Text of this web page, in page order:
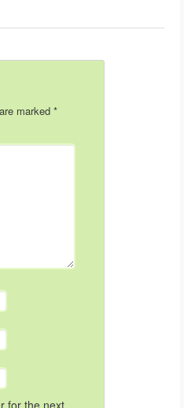
marked *
for the next